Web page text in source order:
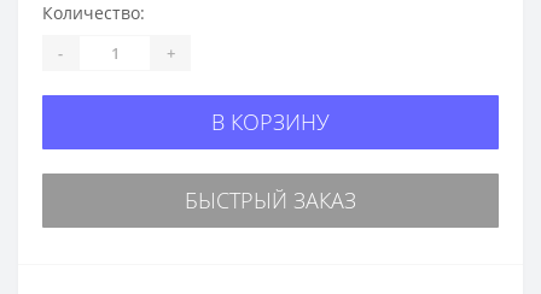
Количество:
- +
В КОРЗИНУ
БЫСТРЫЙ ЗАКАЗ